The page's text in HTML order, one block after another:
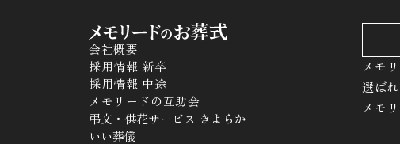
会社概要
採用情報 新卒
採用情報 中途
メモリードの互助会
弔文・供花サービス きよらか
いい葬儀
メモ
選ば
メモ